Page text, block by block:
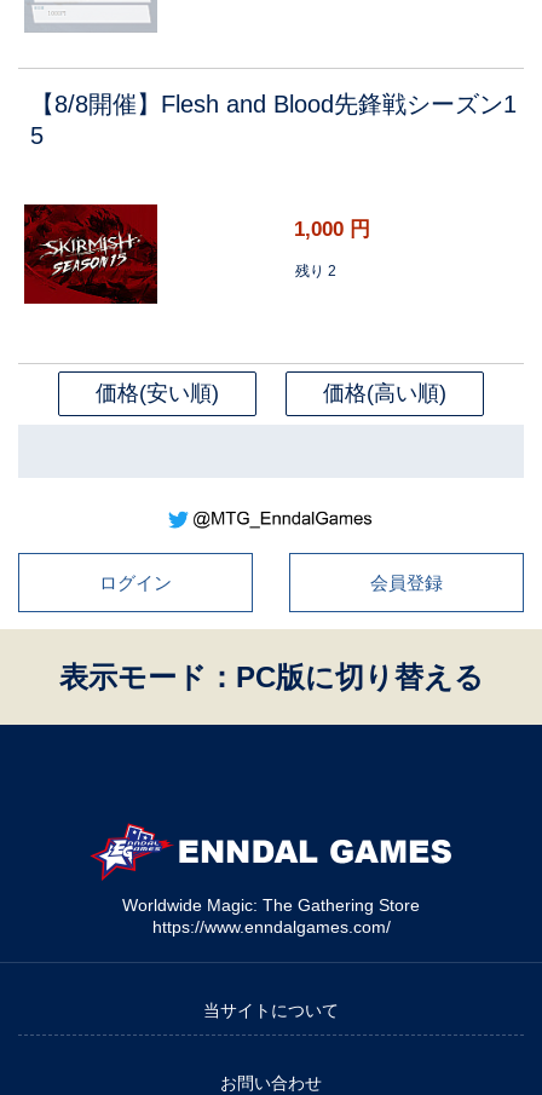
【8/8開催】Flesh and Blood先鋒戦シーズン1
5
1,000 円
残り 2
価格(安い順) 価格(高い順)
ログイン 会員登録
表示モード：PC版に切り替える
Worldwide Magic: The Gathering Store
https://www.enndalgames.com/
当サイトについて
お問い合わせ